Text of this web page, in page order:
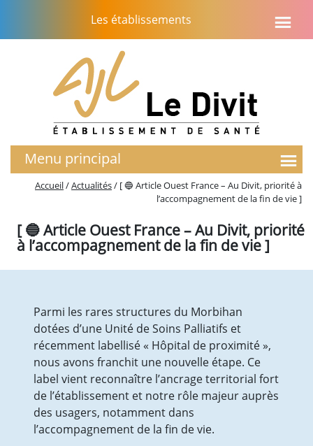
contenu
Les établissements
Menu principal
L’établissement
Soins Palliatifs
EMASP
Présentation du service
Unité de Soins Palliatifs (USP)
Présentation du service
Activités – chiffres clés
SMR
Présentation du service
Votre séjour
Les Prestations hôtelières
Le service de rééducation
Les Frais de séjour
Accueil/Actualités/ [ 🔵 Article Ouest France – Au Divit, priorité à
l’accompagnement de la fin de vie ]
[ 🔵 Article Ouest France – Au Divit, priorité
à l’accompagnement de la fin de vie ]
Parmi les rares structures du Morbihan
dotées d’une Unité de Soins Palliatifs et
récemment labellisé « Hôpital de proximité »,
nous avons franchit une nouvelle étape. Ce
label vient reconnaître l’ancrage territorial fort
de l’établissement et notre rôle majeur auprès
des usagers, notamment dans
l’accompagnement de la fin de vie.